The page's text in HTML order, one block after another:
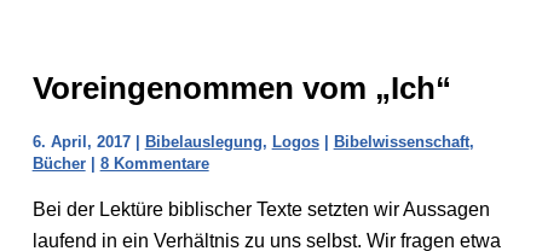
Voreingenommen vom „Ich“
6. April, 2017 | Bibelauslegung, Logos| Bibelwissenschaft,
Bücher| 8 Kommentare
Bei der Lektüre biblischer Texte setzten wir Aussagen
laufend in ein Verhältnis zu uns selbst. Wir fragen etwa